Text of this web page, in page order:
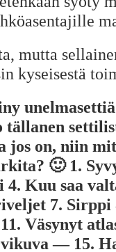
mutta
kyseisestä
jos on, niin
🙂 1.
Kuu saa
7. Sirppi
Väsynyt
— 15.